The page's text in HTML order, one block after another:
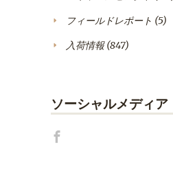
フィールドレポート (5)
入荷情報(847)
ソーシャルメディア